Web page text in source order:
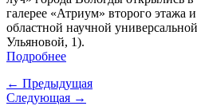
галерее «Атриум» второго этажа
областной научной
Ульяновой, 1).
Подробнее
← Предыдущая
Следующая →